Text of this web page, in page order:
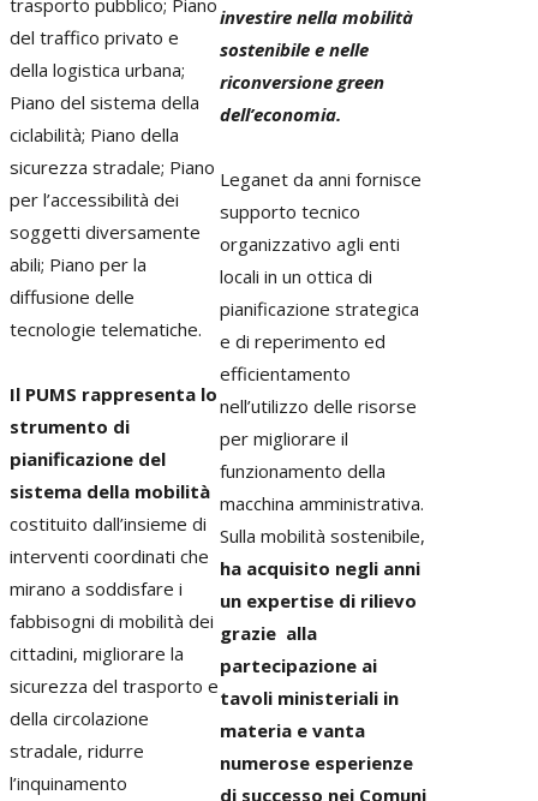
trasporto pubblico; Piano
del traffico privato e
della logistica urbana;
Piano del sistema della
ciclabilità; Piano della
sicurezza stradale; Piano
per l’accessibilità dei
soggetti diversamente
abili; Piano per la
diffusione delle
tecnologie telematiche.
Il PUMS rappresenta lo
strumento di
pianificazione del
sistema della mobilità
costituito dall’insieme di
interventi coordinati che
mirano a soddisfare i
fabbisogni di mobilità dei
cittadini, migliorare la
sicurezza del trasporto e
della circolazione
stradale, ridurre
l’inquinamento
investire nella mobilità
sostenibile e nelle
riconversione green
dell’economia.
Leganet da anni fornisce
supporto tecnico
organizzativo agli enti
locali in un ottica di
pianificazione strategica
e di reperimento ed
efficientamento
nell’utilizzo delle risorse
per migliorare il
funzionamento della
macchina amministrativa.
Sulla mobilità sostenibile,
ha acquisito negli anni
un expertise di rilievo
grazie alla
partecipazione ai
tavoli ministeriali in
materia e vanta
numerose esperienze
di successo nei Comuni